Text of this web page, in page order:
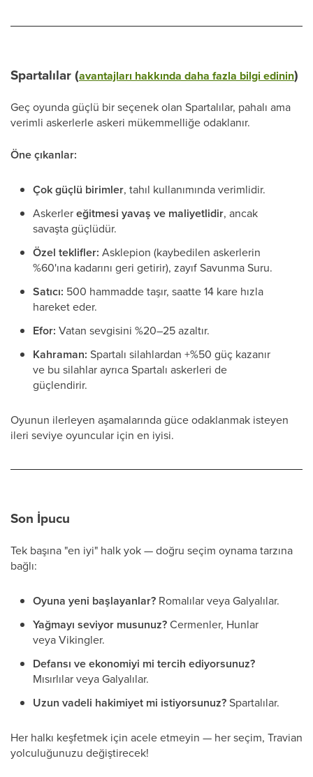
Spartalılar (avantajları hakkında daha fazla bilgi edinin)
Geç oyunda güçlü bir seçenek olan Spartalılar, pahalı ama
verimli askerlerle askeri mükemmelliğe odaklanır.
Öne çıkanlar:
Çok güçlü birimler, tahıl kullanımında verimlidir.
Askerlereğitmesi yavaş ve maliyetlidir, ancak
savaşta güçlüdür.
Özel teklifler: Asklepion (kaybedilen askerlerin
%60'ına kadarını geri getirir), zayıf Savunma Suru.
Satıcı: 500 hammadde taşır, saatte 14 kare hızla
hareket eder.
Efor: Vatan sevgisini %20–25 azaltır.
Kahraman: Spartalı silahlardan +%50 güç kazanır
ve bu silahlar ayrıca Spartalı askerleri de
güçlendirir.
Oyunun ilerleyen aşamalarında güce odaklanmak isteyen
ileri seviye oyuncular için en iyisi.
Son İpucu
Tek başına "en iyi" halk yok — doğru seçim oynama tarzına
bağlı:
Oyuna yeni başlayanlar? Romalılar veya Galyalılar.
Yağmayı seviyor musunuz?Cermenler, Hunlar
veya Vikingler.
Defansı ve ekonomiyi mi tercih ediyorsunuz?
Mısırlılar veya Galyalılar.
Uzun vadeli hakimiyet mi istiyorsunuz?Spartalılar.
Her halkı keşfetmek için acele etmeyin — her seçim, Travian
yolculuğunuzu değiştirecek!